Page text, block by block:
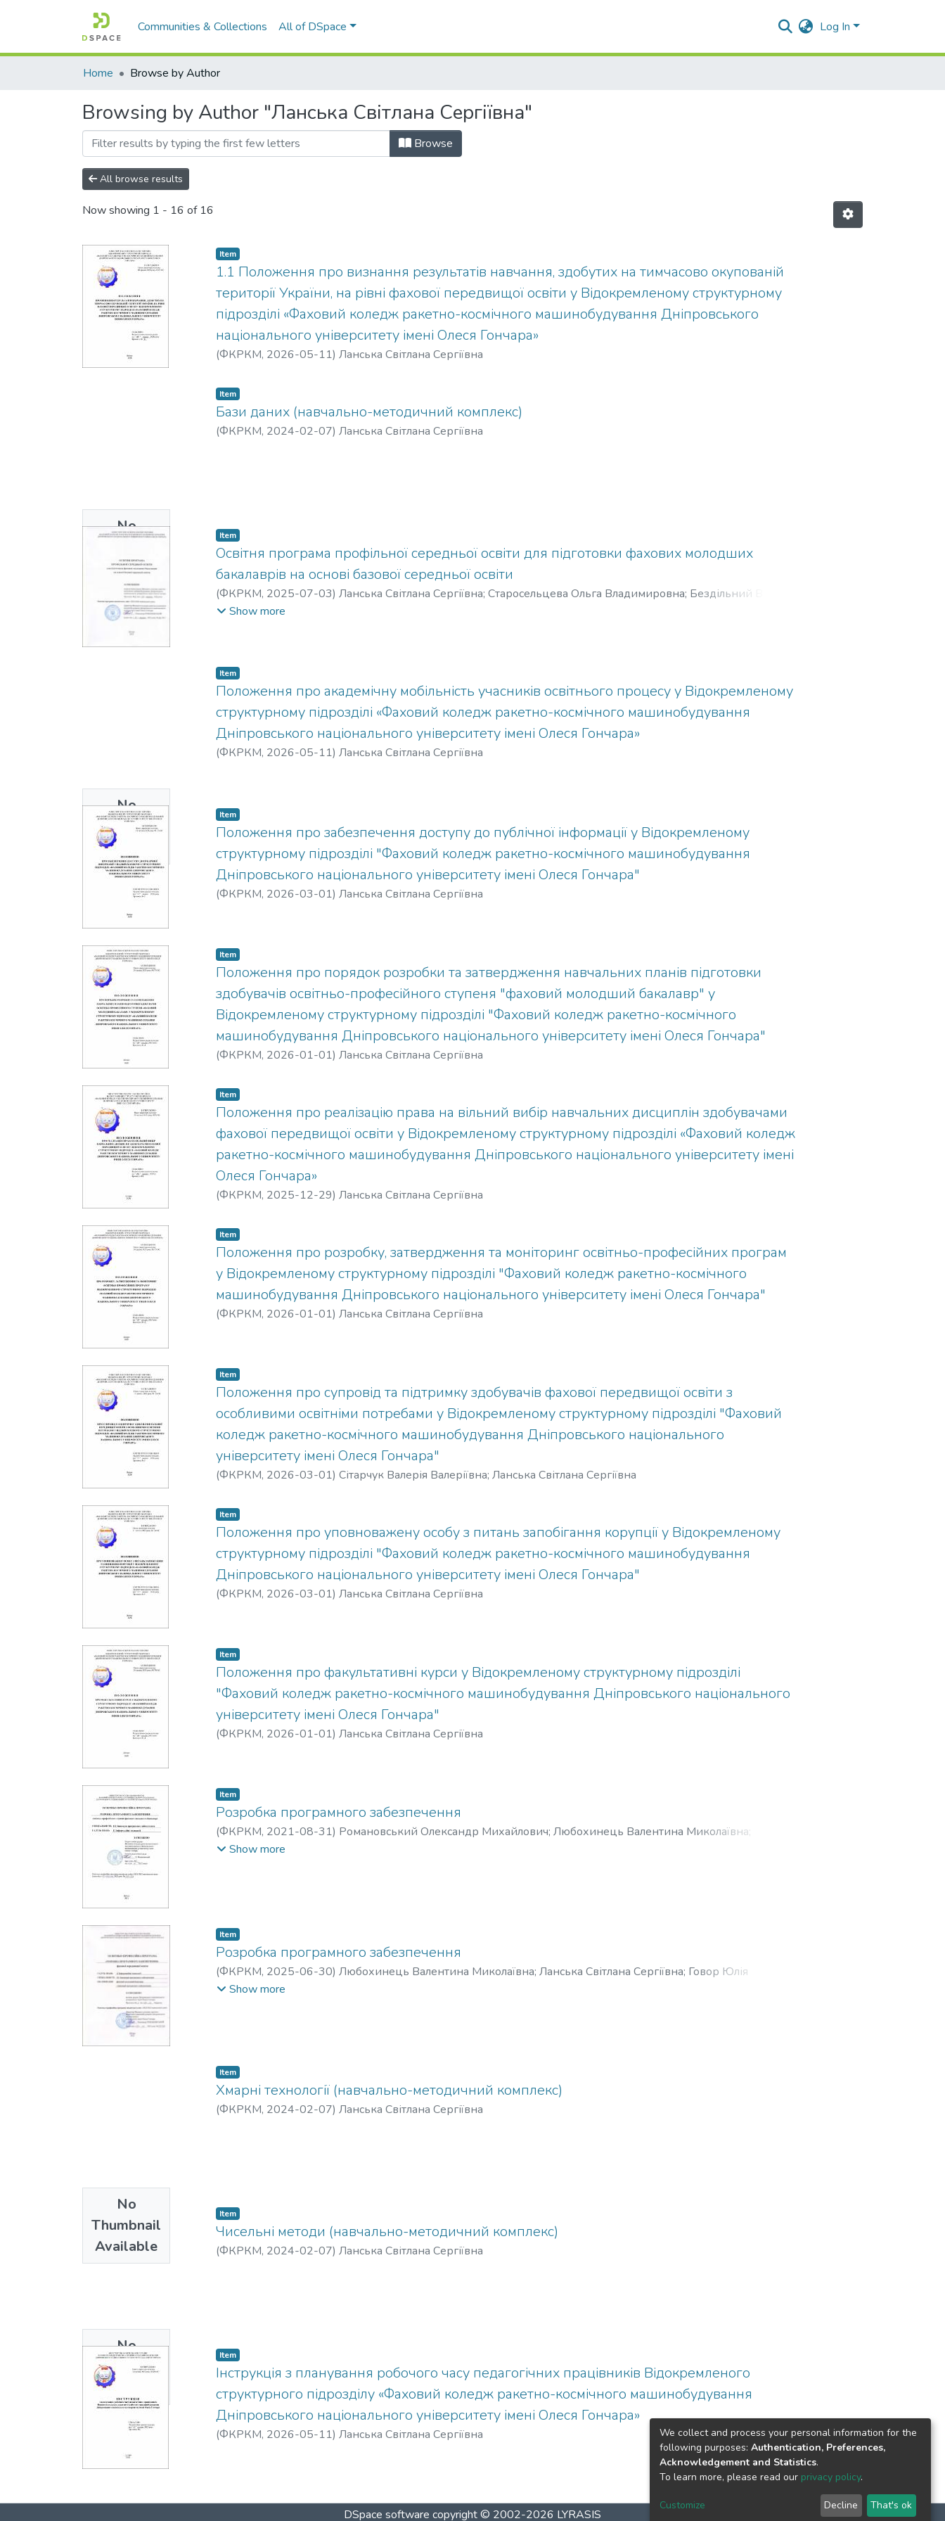
Communities & Collections All of DSpace Log In
Home Browse by Author
Browsing by Author "Ланська Світлана Сергіївна"
Browse
All browse results
Now showing 1 - 16 of 16
Item
1.1 Положення про визнання результатів навчання, здобутих на тимчасово окупованій
території України, на рівні фахової передвищої освіти у Відокремленому структурному
підрозділі «Фаховий коледж ракетно-космічного машинобудування Дніпровського
національного університету імені Олеся Гончара»
(ФКРКМ, 2026-05-11) Ланська Світлана Сергіївна
No
Available
Item
Бази даних (навчально-методичний комплекс)
(ФКРКМ, 2024-02-07) Ланська Світлана Сергіївна
Item
Освітня програма профільної середньої освіти для підготовки фахових молодших
бакалаврів на основі базової середньої освіти
(ФКРКМ, 2025-07-03) Ланська Світлана Сергіївна; Старосельцева Ольга Владимировна; Бездільний Василь
Сидорович;Сєдачова Катерина Григорівна
Show more
No
Thumbnail
Available
Item
Положення про академічну мобільність учасників освітнього процесу у Відокремленому
структурному підрозділі «Фаховий коледж ракетно-космічного машинобудування
Дніпровського національного університету імені Олеся Гончара»
(ФКРКМ, 2026-05-11) Ланська Світлана Сергіївна
Item
Положення про забезпечення доступу до публічної інформації у Відокремленому
структурному підрозділі "Фаховий коледж ракетно-космічного машинобудування
Дніпровського національного університету імені Олеся Гончара"
(ФКРКМ, 2026-03-01) Ланська Світлана Сергіївна
Item
Положення про порядок розробки та затвердження навчальних планів підготовки
здобувачів освітньо-професійного ступеня "фаховий молодший бакалавр" у
Відокремленому структурному підрозділі "Фаховий коледж ракетно-космічного
машинобудування Дніпровського національного університету імені Олеся Гончара"
(ФКРКМ, 2026-01-01) Ланська Світлана Сергіївна
Item
Положення про реалізацію права на вільний вибір навчальних дисциплін здобувачами
фахової передвищої освіти у Відокремленому структурному підрозділі «Фаховий коледж
ракетно-космічного машинобудування Дніпровського національного університету імені
Олеся Гончара»
(ФКРКМ, 2025-12-29) Ланська Світлана Сергіївна
Item
Положення про розробку, затвердження та моніторинг освітньо-професійних програм
у Відокремленому структурному підрозділі "Фаховий коледж ракетно-космічного
машинобудування Дніпровського національного університету імені Олеся Гончара"
(ФКРКМ, 2026-01-01) Ланська Світлана Сергіївна
Item
Положення про супровід та підтримку здобувачів фахової передвищої освіти з
особливими освітніми потребами у Відокремленому структурному підрозділі "Фаховий
коледж ракетно-космічного машинобудування Дніпровського національного
університету імені Олеся Гончара"
(ФКРКМ, 2026-03-01) Сітарчук Валерія Валеріївна; Ланська Світлана Сергіївна
Item
Положення про уповноважену особу з питань запобігання корупції у Відокремленому
структурному підрозділі "Фаховий коледж ракетно-космічного машинобудування
Дніпровського національного університету імені Олеся Гончара"
(ФКРКМ, 2026-03-01) Ланська Світлана Сергіївна
Item
Положення про факультативні курси у Відокремленому структурному підрозділі
"Фаховий коледж ракетно-космічного машинобудування Дніпровського національного
університету імені Олеся Гончара"
(ФКРКМ, 2026-01-01) Ланська Світлана Сергіївна
Item
Розробка програмного забезпечення
(ФКРКМ, 2021-08-31) Романовський Олександр Михайлович; Любохинець Валентина Миколаївна;
Ланська Світлана Сергіївна
Show more
Item
Розробка програмного забезпечення
(ФКРКМ, 2025-06-30) Любохинець Валентина Миколаївна; Ланська Світлана Сергіївна; Говор Юлія
Олександрівна
Show more
No
Thumbnail
Available
Item
Хмарні технології (навчально-методичний комплекс)
(ФКРКМ, 2024-02-07) Ланська Світлана Сергіївна
No
Thumbnail
Available
Item
Чисельні методи (навчально-методичний комплекс)
(ФКРКМ, 2024-02-07) Ланська Світлана Сергіївна
Item
Інструкція з планування робочого часу педагогічних працівників Відокремленого
структурного підрозділу «Фаховий коледж ракетно-космічного машинобудування
Дніпровського національного університету імені Олеся Гончара»
(ФКРКМ, 2026-05-11) Ланська Світлана Сергіївна
DSpace software copyright © 2002-2026 LYRASIS
We collect and process your personal information for the
following purposes: Authentication, Preferences,
Acknowledgement and Statistics.
To learn more, please read our privacy policy.
Customize Decline That's ok